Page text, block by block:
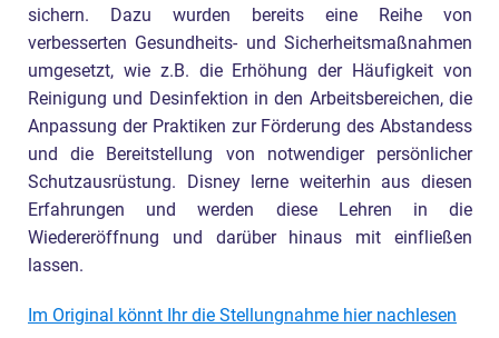
sichern. Dazu wurden bereits eine Reihe von
verbesserten Gesundheits- und Sicherheitsmaßnahmen
umgesetzt, wie z.B. die Erhöhung der Häufigkeit von
Reinigung und Desinfektion in den Arbeitsbereichen, die
Anpassung der Praktiken zur Förderung des Abstandess
und die Bereitstellung von notwendiger persönlicher
Schutzausrüstung. Disney lerne weiterhin aus diesen
Erfahrungen und werden diese Lehren in die
Wiedereröffnung und darüber hinaus mit einfließen
lassen.
Im Original könnt Ihr die Stellungnahme hier nachlesen